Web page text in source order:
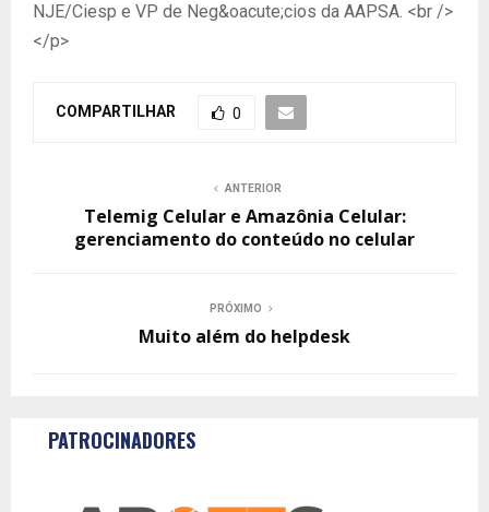
NJE/Ciesp e VP de Neg&oacute;cios da AAPSA. <br />
</p>
COMPARTILHAR 0
ANTERIOR
Telemig Celular e Amazônia Celular:
gerenciamento do conteúdo no celular
PRÓXIMO
Muito além do helpdesk
PATROCINADORES